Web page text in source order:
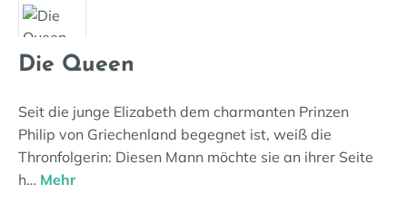
Die Queen
Seit die junge Elizabeth dem charmanten Prinzen
Philip von Griechenland begegnet ist, weiß die
Thronfolgerin: Diesen Mann möchte sie an ihrer Seite
h… Mehr